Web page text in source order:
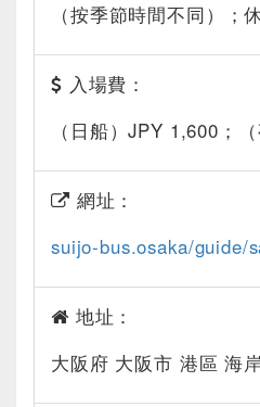
（按季節時間不同）；
入場費：
（日船）JPY 1,600；
網址：
suijo-bus.osaka/guide/
地址：
大阪府 大阪市 港區 海